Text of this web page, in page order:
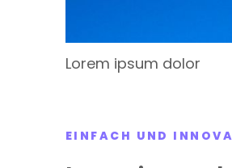
Lorem ipsum dolor
EINFACH UND